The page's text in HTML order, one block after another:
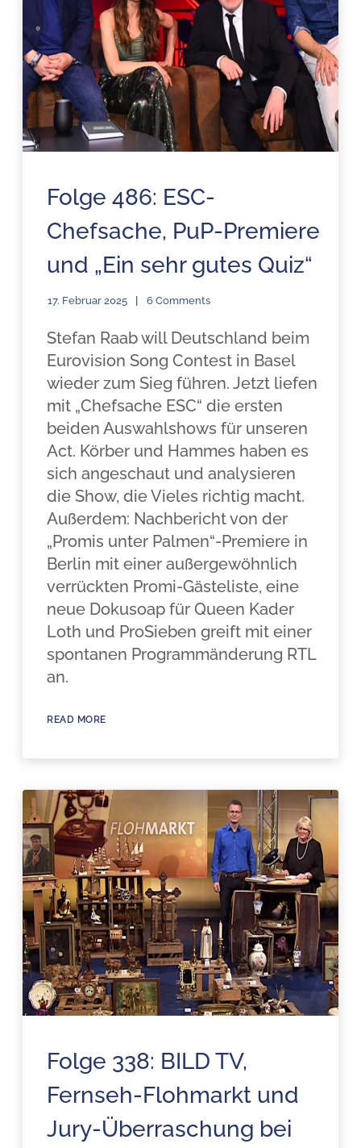
Folge 486: ESC-
Chefsache, PuP-Premiere
und „Ein sehr gutes Quiz“
17. Februar 2025 6 Comments
Stefan Raab will Deutschland beim
Eurovision Song Contest in Basel
wieder zum Sieg führen. Jetzt liefen
mit „Chefsache ESC“ die ersten
beiden Auswahlshows für unseren
Act. Körber und Hammes haben es
sich angeschaut und analysieren
die Show, die Vieles richtig macht.
Außerdem: Nachbericht von der
„Promis unter Palmen“-Premiere in
Berlin mit einer außergewöhnlich
verrückten Promi-Gästeliste, eine
neue Dokusoap für Queen Kader
Loth und ProSieben greift mit einer
spontanen Programmänderung RTL
an.
READ MORE
Folge 338: BILD TV,
Fernseh-Flohmarkt und
Jury-Überraschung bei